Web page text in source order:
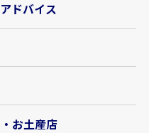
ドバイス
お土産店